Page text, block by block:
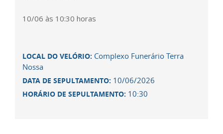
10/06 às 10:30 horas
LOCAL DO VELÓRIO: Complexo Funerário Terra
Nossa
DATA DE SEPULTAMENTO: 10/06/2026
HORÁRIO DE SEPULTAMENTO: 10:30